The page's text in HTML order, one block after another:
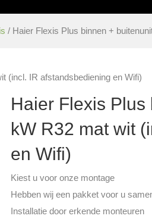
/ Haier Flexis Plus binnen +
(incl. IR afstandsbediening en Wifi)
Haier Flexis
kW R32 mat wit
en Wifi)
Kiest u voor onze montage
Hebben wij een pakket voor u
Installatie door erkende monteuren